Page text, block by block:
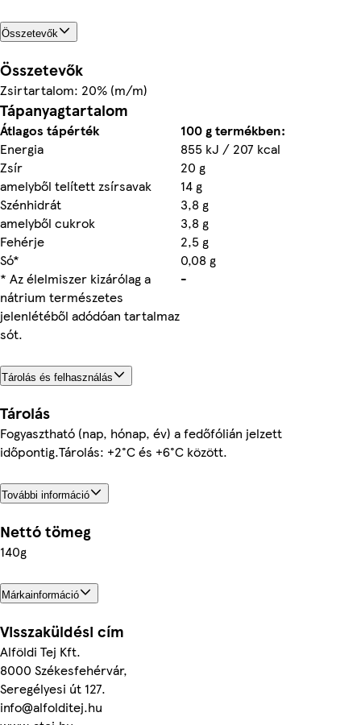
Összetevők
Összetevők
Zsirtartalom: 20% (m/m)
Tápanyagtartalom
Átlagos tápérték
100 g termékben:
Energia
855 kJ / 207 kcal
Zsír
20 g
amelyből telített zsírsavak
14 g
Szénhidrát
3,8 g
amelyből cukrok
3,8 g
Fehérje
2,5 g
Só*
0,08 g
* Az élelmiszer kizárólag a
nátrium természetes
jelenlétéből adódóan tartalmaz
sót.
-
Tárolás és felhasználás
Tárolás
Fogyasztható (nap, hónap, év) a fedőfólián jelzett
időpontig.Tárolás: +2°C és +6°C között.
További információ
Nettó tömeg
140g
Márkainformáció
Visszaküldési cím
Alföldi Tej Kft.
8000 Székesfehérvár,
Seregélyesi út 127.
info@alfolditej.hu